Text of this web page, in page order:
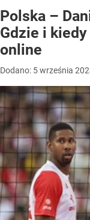
Polska –
Gdzie i kiedy
online
Dodano: 5września